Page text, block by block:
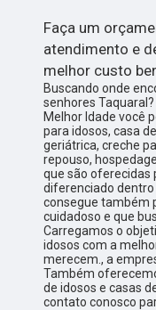
Faça um
atendimento e
melhor custo
Buscando onde
senhores
Melhor Idade você
para idosos, casa
geriátrica, creche
repouso,
que são oferecidas
diferenciado
consegue também
cuidadoso e que
Carregamos o
idosos com a
merecem., a
Também
de idosos e casas
contato conosco